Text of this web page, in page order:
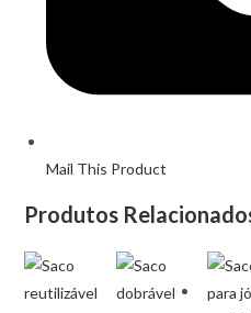
Mail This Product
Produtos